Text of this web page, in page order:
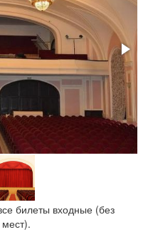
билеты входные (без